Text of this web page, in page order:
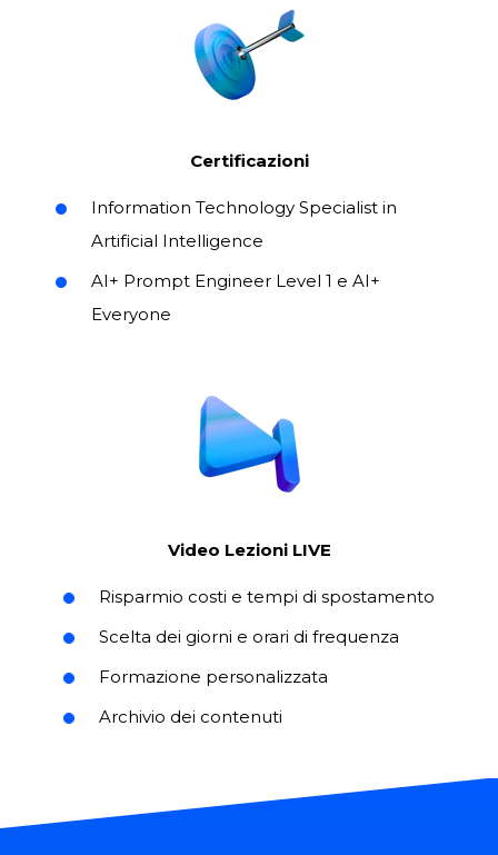
Certificazioni
Information Technology Specialist in
Artificial Intelligence
AI+ Prompt Engineer Level 1 e AI+
Everyone
Video Lezioni LIVE
Risparmio costi e tempi di spostamento
Scelta dei giorni e orari di frequenza
Formazione personalizzata
Archivio dei contenuti